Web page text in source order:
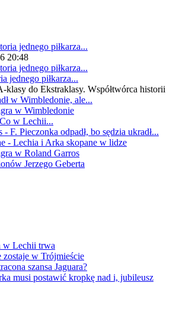
20:48
jednego piłkarza...
klasy do Ekstraklasy. Współtwórca historii
w Wimbledonie, ale...
w Wimbledonie
w Lechii...
F. Pieczonka odpadł, bo sędzia ukradł...
- Lechia i Arka skopane w lidze
w Roland Garros
Jerzego Geberta
w Lechii trwa
zostaje w Trójmieście
szansa Jaguara?
musi postawić kropkę nad i, jubileusz